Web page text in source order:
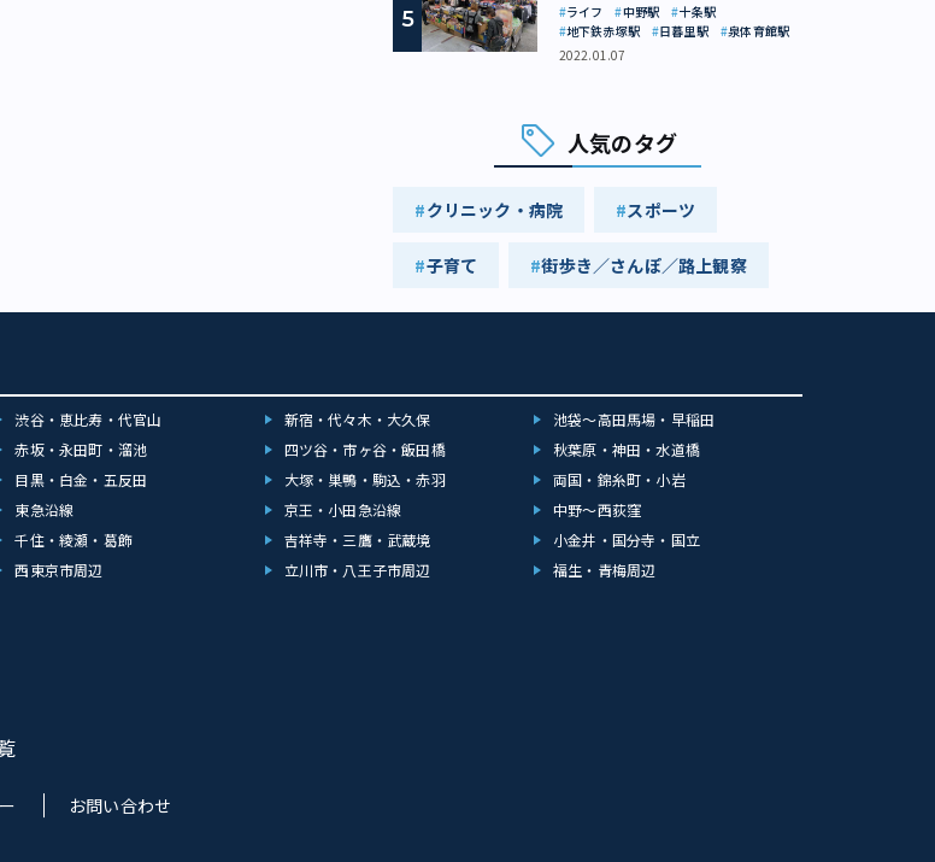
ライフ 中野駅
十条駅
地下鉄赤塚駅
日暮里駅
泉体育館駅
2022.01.07
人気のタグ
クリニック・病院 スポーツ
子育て 街歩き／さんぽ／路上観察
渋谷・恵比寿・代官山 新宿・代々木・大久保
池袋～高田馬場・早稲田
赤坂・永田町・溜池 四ツ谷・市ヶ谷・飯田橋
秋葉原・神田・水道橋
目黒・白金・五反田 大塚・巣鴨・駒込・赤羽
両国・錦糸町・小岩
東急沿線 京王・小田急沿線
中野～西荻窪
千住・綾瀬・葛飾 吉祥寺・三鷹・武蔵境
小金井・国分寺・国立
西東京市周辺 立川市・八王子市周辺 福生・青梅周辺
お問い合わせ